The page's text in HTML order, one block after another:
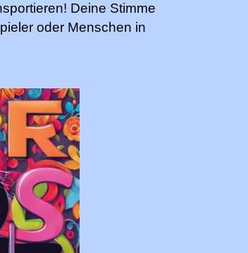
Deine Stimme
oder Menschen in